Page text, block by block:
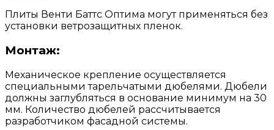
Плиты Венти Баттс Оптима могут применяться без
установки ветрозащитных пленок.
Монтаж:
Механическое крепление осуществляется
специальными тарельчатыми дюбелями. Дюбели
должны заглубляться в основание минимум на 30
мм. Количество дюбелей рассчитывается
разработчиком фасадной системы.